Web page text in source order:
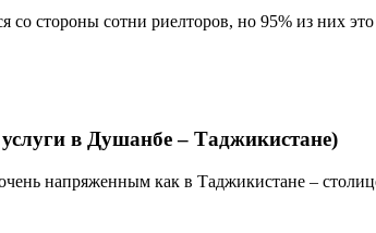
со стороны сотни риелторов, но 95% из них
в Душанбе – Таджикистане)
напряженным как в Таджикистане –